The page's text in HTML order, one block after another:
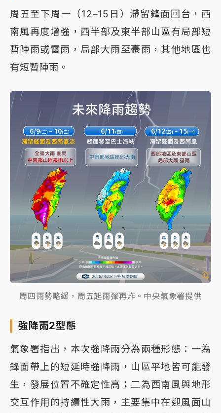
周五至下周一（12–15日）滯留鋒面回台，西
南風再度增強，西半部及東半部山區有局部短
暫陣雨或雷雨，局部大雨至豪雨，其他地區也
有短暫陣雨。
周四雨勢略緩，周五起雨彈再炸。中央氣象署提供
強降雨2型態
氣象署指出，本次強降雨分為兩種形態：一為
鋒面帶上的短延時強降雨，山區平地皆可能發
生，發展位置不確定性高；二為西南風與地形
交互作用的持續性大雨，主要集中在迎風面山